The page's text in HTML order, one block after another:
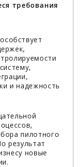
требования
и надежность
пилотного
результат
новые